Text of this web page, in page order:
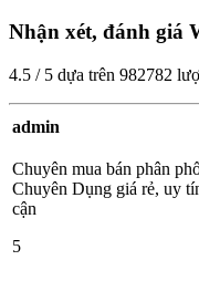
Nhận xét, đánh giá
4.5 / 5 dựa trên 982782
admin
Chuyên mua bán phân
Chuyên Dụng giá rẻ, uy
cận
5